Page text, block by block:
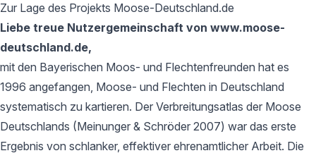
Zur Lage des Projekts Moose-Deutschland.de
Liebe treue Nutzergemeinschaft von www.moose-
deutschland.de,
mit den Bayerischen Moos- und Flechtenfreunden hat es
1996 angefangen, Moose- und Flechten in Deutschland
systematisch zu kartieren. Der Verbreitungsatlas der Moose
Deutschlands (Meinunger & Schröder 2007) war das erste
Ergebnis von schlanker, effektiver ehrenamtlicher Arbeit. Die